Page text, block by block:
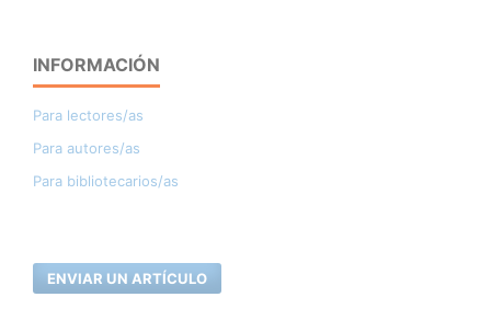
INFORMACIÓN
Para lectores/as
Para autores/as
Para bibliotecarios/as
ENVIAR UN ARTÍCULO